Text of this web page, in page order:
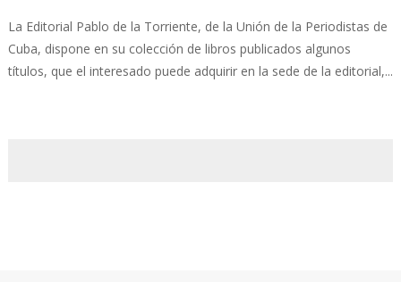
La Editorial Pablo de la Torriente, de la Unión de la Periodistas de
Cuba, dispone en su colección de libros publicados algunos
títulos, que el interesado puede adquirir en la sede de la editorial,...